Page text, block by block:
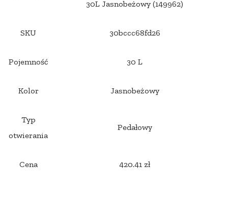
30L Jasnobeżowy (149962)
SKU 30bccc68fd26
Pojemność 30 L
Kolor Jasnobeżowy
Typ
otwierania
Pedałowy
Cena 420.41 zł